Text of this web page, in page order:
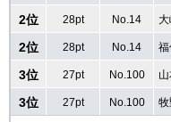
2位 28pt No.14
2位 28pt No.14
3位 27pt No.100
3位 27pt No.100